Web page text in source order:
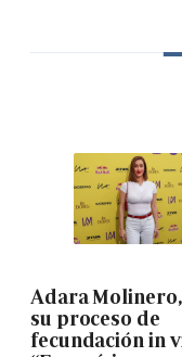
Adara
su proceso de
fecundación in